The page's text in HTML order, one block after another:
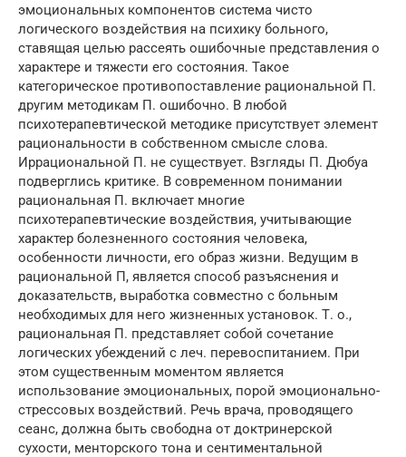
эмоциональных компонентов система чисто
логического воздействия на психику больного,
ставящая целью рассеять ошибочные представления о
характере и тяжести его состояния. Такое
категорическое противопоставление рациональной П.
другим методикам П. ошибочно. В любой
психотерапевтической методике присутствует элемент
рациональности в собственном смысле слова.
Иррациональной П. не существует. Взгляды П. Дюбуа
подверглись критике. В современном понимании
рациональная П. включает многие
психотерапевтические воздействия, учитывающие
характер болезненного состояния человека,
особенности личности, его образ жизни. Ведущим в
рациональной П, является способ разъяснения и
доказательств, выработка совместно с больным
необходимых для него жизненных установок. Т. о.,
рациональная П. представляет собой сочетание
логических убеждений с леч. перевоспитанием. При
этом существенным моментом является
использование эмоциональных, порой эмоционально-
стрессовых воздействий. Речь врача, проводящего
сеанс, должна быть свободна от доктринерской
сухости, менторского тона и сентиментальной